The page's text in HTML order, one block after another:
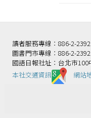
讀者服務專線：886-2-
圖書門市專線：886-2-
國語日報社址：台北市
本社交通資訊️
網站